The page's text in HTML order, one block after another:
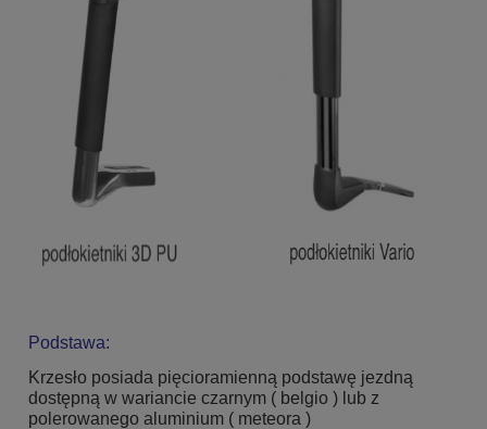
Podstawa:
Krzesło posiada pięcioramienną podstawę jezdną
dostępną w wariancie czarnym ( belgio ) lub z
polerowanego aluminium ( meteora )